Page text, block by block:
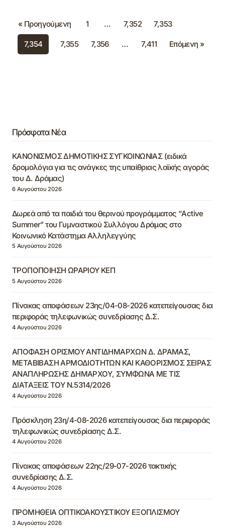
« Προηγούμενη 1 … 7,352 7,353
7,354 7,355 7,356 … 7,411 Επόμενη »
Πρόσφατα Νέα
ΚΑΝΟΝΙΣΜΟΣ ΔΗΜΟΤΙΚΗΣ ΣΥΓΚΟΙΝΩΝΙΑΣ (ειδικά
δρομολόγια για τις ανάγκες της υπαίθριας λαϊκής αγοράς
του Δ. Δράμας)
6 Αυγούστου 2026
Δωρεά από τα παιδιά του θερινού προγράμματος “Active
Summer” του Γυμναστικού Συλλόγου Δράμας στο
Κοινωνικό Κατάστημα Αλληλεγγύης
5 Αυγούστου 2026
ΤΡΟΠΟΠΟΙΗΣΗ ΩΡΑΡΙΟΥ ΚΕΠ
5 Αυγούστου 2026
Πίνακας αποφάσεων 23ης/04-08-2026 κατεπείγουσας δια
περιφοράς τηλεφωνικώς συνεδρίασης Δ.Σ.
4 Αυγούστου 2026
ΑΠΟΦΑΣΗ ΟΡΙΣΜΟΥ ΑΝΤΙΔΗΜΑΡΧΩΝ Δ. ΔΡΑΜΑΣ,
ΜΕΤΑΒΙΒΑΣΗ ΑΡΜΟΔΙΟΤΗΤΩΝ ΚΑΙ ΚΑΘΟΡΙΣΜΟΣ ΣΕΙΡΑΣ
ΑΝΑΠΛΗΡΩΣΗΣ ΔΗΜΑΡΧΟΥ, ΣΥΜΦΩΝΑ ΜΕ ΤΙΣ
ΔΙΑΤΑΞΕΙΣ ΤΟΥ Ν.5314/2026
4 Αυγούστου 2026
Πρόσκληση 23η/4-08-2026 κατεπείγουσας δια περιφοράς
τηλεφωνικώς συνεδρίασης Δ.Σ.
4 Αυγούστου 2026
Πίνακας αποφάσεων 22ης/29-07-2026 τακτικής
συνεδρίασης Δ.Σ.
4 Αυγούστου 2026
ΠΡΟΜΗΘΕΙΑ ΟΠΤΙΚΟΑΚΟΥΣΤΙΚΟΥ ΕΞΟΠΛΙΣΜΟΥ
3 Αυγούστου 2026